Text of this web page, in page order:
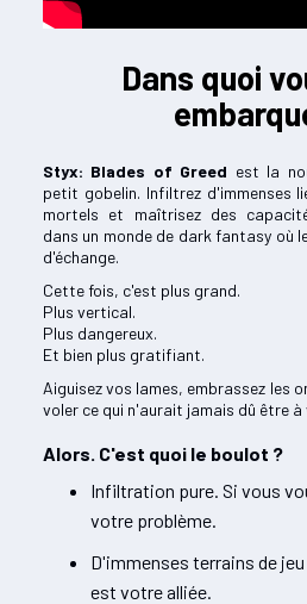
Dans quoi
Styx: Blades of Greed est la
petit gobelin. Infiltrez d'immenses
mortels et maîtrisez des
dans un monde de dark fantasy où
d'échange.
Cette fois, c'est plus grand.
Plus vertical.
Plus dangereux.
Et bien plus gratifiant.
Aiguisez vos lames, embrassez les
voler ce qui n'aurait jamais dû être à
Alors. C'est quoi le boulot ?
Infiltration pure. Si vous
votre problème.
D'immenses terrains de
est votre alliée.